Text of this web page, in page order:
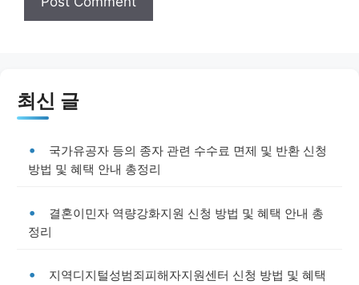
최신 글
국가유공자 등의 종자 관련 수수료 면제 및 반환 신청
방법 및 혜택 안내 총정리
결혼이민자 역량강화지원 신청 방법 및 혜택 안내 총
정리
지역디지털성범죄피해자지원센터 신청 방법 및 혜택